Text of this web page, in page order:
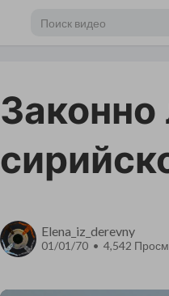
Elena_iz_derevny
01/01/70 • 4,542